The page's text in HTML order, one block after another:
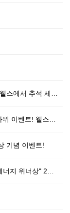
에서 추석 세일…
벤트! 웰스에서…
기념 이벤트!
지 위너상" 2관…